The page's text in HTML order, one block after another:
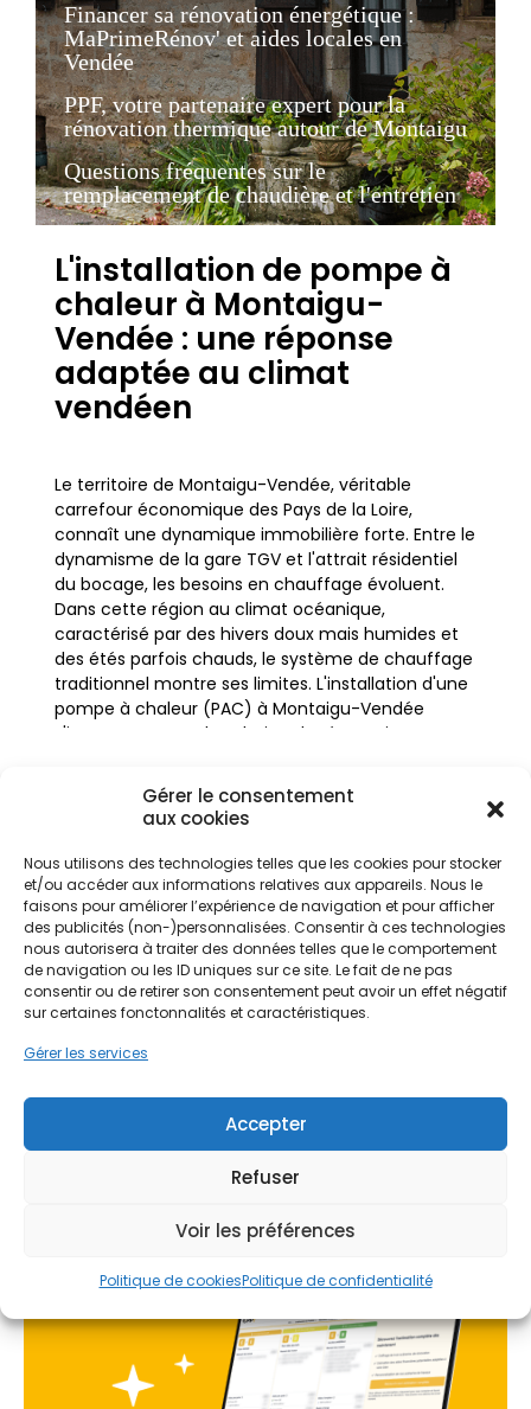
Gérer le consentement
aux cookies
Nous utilisons des technologies telles que les cookies pour stocker
et/ou accéder aux informations relatives aux appareils. Nous le
faisons pour améliorer l’expérience de navigation et pour afficher
des publicités (non-)personnalisées. Consentir à ces technologies
nous autorisera à traiter des données telles que le comportement
de navigation ou les ID uniques sur ce site. Le fait de ne pas
consentir ou de retirer son consentement peut avoir un effet négatif
sur certaines fonctonnalités et caractéristiques.
Gérer les services
Accepter
Refuser
Voir les préférences
Politique de cookiesPolitique de confidentialité
Financer sa rénovation énergétique :
MaPrimeRénov' et aides locales en
Vendée
PPF, votre partenaire expert pour la
rénovation thermique autour de Montaigu
Questions fréquentes sur le
remplacement de chaudière et l'entretien
L'installation de pompe à
chaleur à Montaigu-
Vendée : une réponse
adaptée au climat
vendéen
Le territoire de Montaigu-Vendée, véritable
carrefour économique des Pays de la Loire,
connaît une dynamique immobilière forte. Entre le
dynamisme de la gare TGV et l'attrait résidentiel
du bocage, les besoins en chauffage évoluent.
Dans cette région au climat océanique,
caractérisé par des hivers doux mais humides et
des étés parfois chauds, le système de chauffage
traditionnel montre ses limites. L'installation d'une
pompe à chaleur (PAC) à Montaigu-Vendée
s'impose comme la solution de rénovation
propriétaires souhaitant allier confort thermique
et maîtrise budgétaire.
Que ce soit pour un pavillon récent ou une maison
en pierre de schiste typique de la région,
l'adaptation du système de chauffage est
cruciale. L'humidité présente dans l'air vendéen
nécessite un équipement capable de chauffer
efficacement sans assécher l'atmosphère
cette transition, en proposant des solutions sur
répondant aux exigences modernes de
Ne passez pas à côté de vos
aides !
Faites vite, les budgets
limités. Les dossiers sont traités
par ordre d'arrivée.
Contactez-nous maintenant
pour maximiser vos aides !
Je prends rdv !